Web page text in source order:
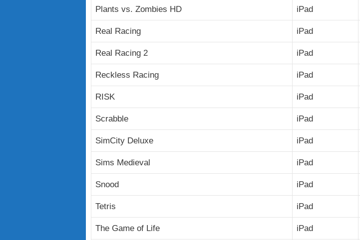
Plants vs. Zombies HD iPad
Real Racing iPad
Real Racing 2 iPad
Reckless Racing iPad
RISK iPad
Scrabble iPad
SimCity Deluxe iPad
Sims Medieval iPad
Snood iPad
Tetris iPad
The Game of Life iPad